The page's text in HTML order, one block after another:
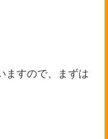
ますので、まずは